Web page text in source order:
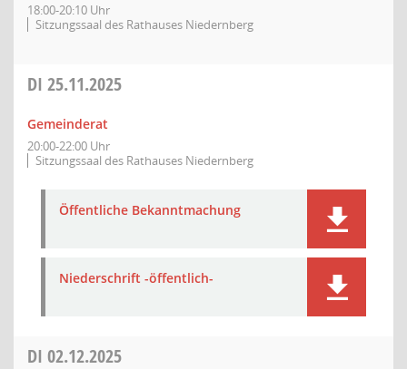
18:00-20:10 Uhr
Sitzungssaal des Rathauses Niedernberg
DI 25.11.2025
Gemeinderat
20:00-22:00 Uhr
Sitzungssaal des Rathauses Niedernberg
Öffentliche Bekanntmachung
Niederschrift -öffentlich-
DI 02.12.2025